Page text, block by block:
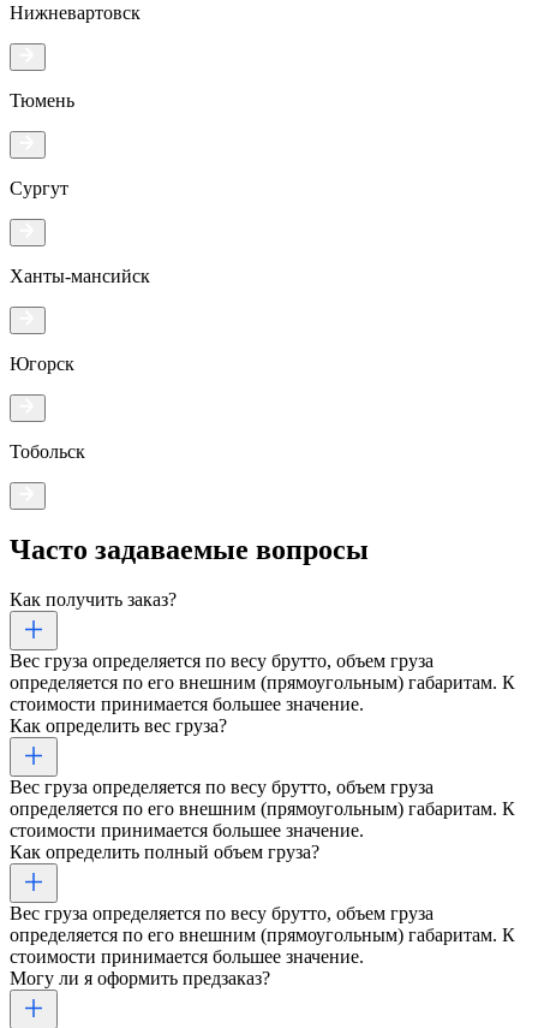
Нижневартовск
Тюмень
Сургут
Ханты-мансийск
Югорск
Тобольск
Часто задаваемые вопросы
Как получить заказ?
Вес груза определяется по весу брутто, объем груза
определяется по его внешним (прямоугольным) габаритам. К
стоимости принимается большее значение.
Как определить вес груза?
Вес груза определяется по весу брутто, объем груза
определяется по его внешним (прямоугольным) габаритам. К
стоимости принимается большее значение.
Как определить полный объем груза?
Вес груза определяется по весу брутто, объем груза
определяется по его внешним (прямоугольным) габаритам. К
стоимости принимается большее значение.
Могу ли я оформить предзаказ?